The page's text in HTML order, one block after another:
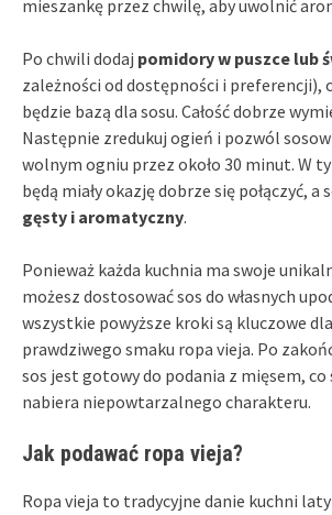
mieszankę przez chwilę, aby uwolnić
Po chwili dodaj pomidory w puszce lub
zależności od dostępności i preferencji),
będzie bazą dla sosu. Całość dobrze
Następnie zredukuj ogień i pozwól
wolnym ogniu przez około 30 minut. W
będą miały okazję dobrze się połączyć, a
gęsty i aromatyczny.
Ponieważ każda kuchnia ma swoje
możesz dostosować sos do własnych
wszystkie powyższe kroki są kluczowe
prawdziwego smaku ropa vieja. Po
sos jest gotowy do podania z mięsem, co
nabiera niepowtarzalnego charakteru.
Jak podawać ropa vieja?
Ropa vieja to tradycyjne danie kuchni